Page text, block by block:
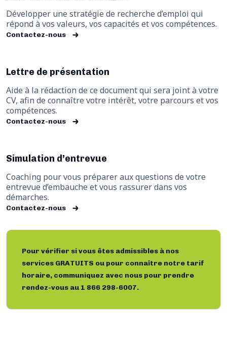
Développer une stratégie de recherche d’emploi qui
répond à vos valeurs, vos capacités et vos compétences.
Contactez-nous
Lettre de présentation
Aide à la rédaction de ce document qui sera joint à votre
CV, afin de connaître votre intérêt, votre parcours et vos
compétences.
Contactez-nous
Simulation d’entrevue
Coaching pour vous préparer aux questions de votre
entrevue d’embauche et vous rassurer dans vos
démarches.
Contactez-nous
Pour vérifier si vous êtes admissibles à nos
services GRATUITS ou pour connaître notre tarif
horaire, communiquez avec nous pour prendre
rendez-vous au 1 866 298-6007.